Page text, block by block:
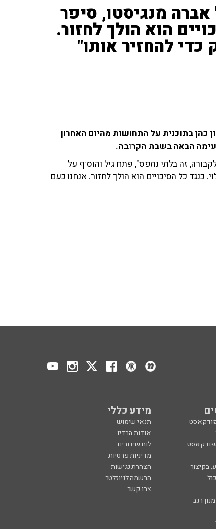
מנגיסטו, סיפר
הוא הולך לחזור.
להחזיר אותו"
כהן בתוכנית על התחושות מהיום האחרון
הבאה בשבת הקרובה.
זה בלתי נתפס", פתח גיל והוסיף על
כל הסיכויים הוא הולך לחזור. אנחנו כעם
מידע כללי
תנאי שימוש
אודות הרדיו
לוח שידורים
מדיניות פרטיות
בקיצור
הצהרת נגישות
הרשמה לניוזלטר
צרו קשר
רגב